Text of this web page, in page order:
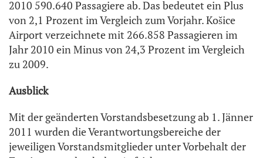
2010 590.640 Passagiere ab. Das bedeutet ein Plus
von 2,1 Prozent im Vergleich zum Vorjahr. Košice
Airport verzeichnete mit 266.858 Passagieren im
Jahr 2010 ein Minus von 24,3 Prozent im Vergleich
zu 2009.
Ausblick
Mit der geänderten Vorstandsbesetzung ab 1. Jänner
2011 wurden die Verantwortungsbereiche der
jeweiligen Vorstandsmitglieder unter Vorbehalt der